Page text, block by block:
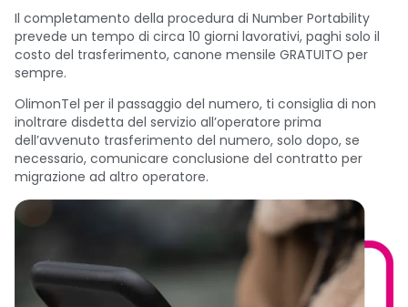
Il completamento della procedura di Number Portability
prevede un tempo di circa 10 giorni lavorativi, paghi solo il
costo del trasferimento, canone mensile GRATUITO per
sempre.
OlimonTel per il passaggio del numero, ti consiglia di non
inoltrare disdetta del servizio all’operatore prima
dell’avvenuto trasferimento del numero, solo dopo, se
necessario, comunicare conclusione del contratto per
migrazione ad altro operatore.